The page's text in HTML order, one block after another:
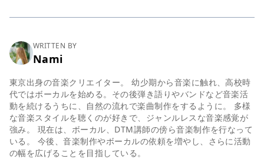
WRITTEN BY
Nami
東京出身の音楽クリエイター。 幼少期から音楽に触れ、高校時
代ではボーカルを始める。その後弾き語りやバンドなど音楽活
動を続けるうちに、自然の流れで楽曲制作をするように。 多様
な音楽スタイルを聴くのが好きで、ジャンルレスな音楽感覚が
強み。 現在は、ボーカル、DTM講師の傍ら音楽制作を行なって
いる。 今後、音楽制作やボーカルの依頼を増やし、さらに活動
の幅を広げることを目指している。